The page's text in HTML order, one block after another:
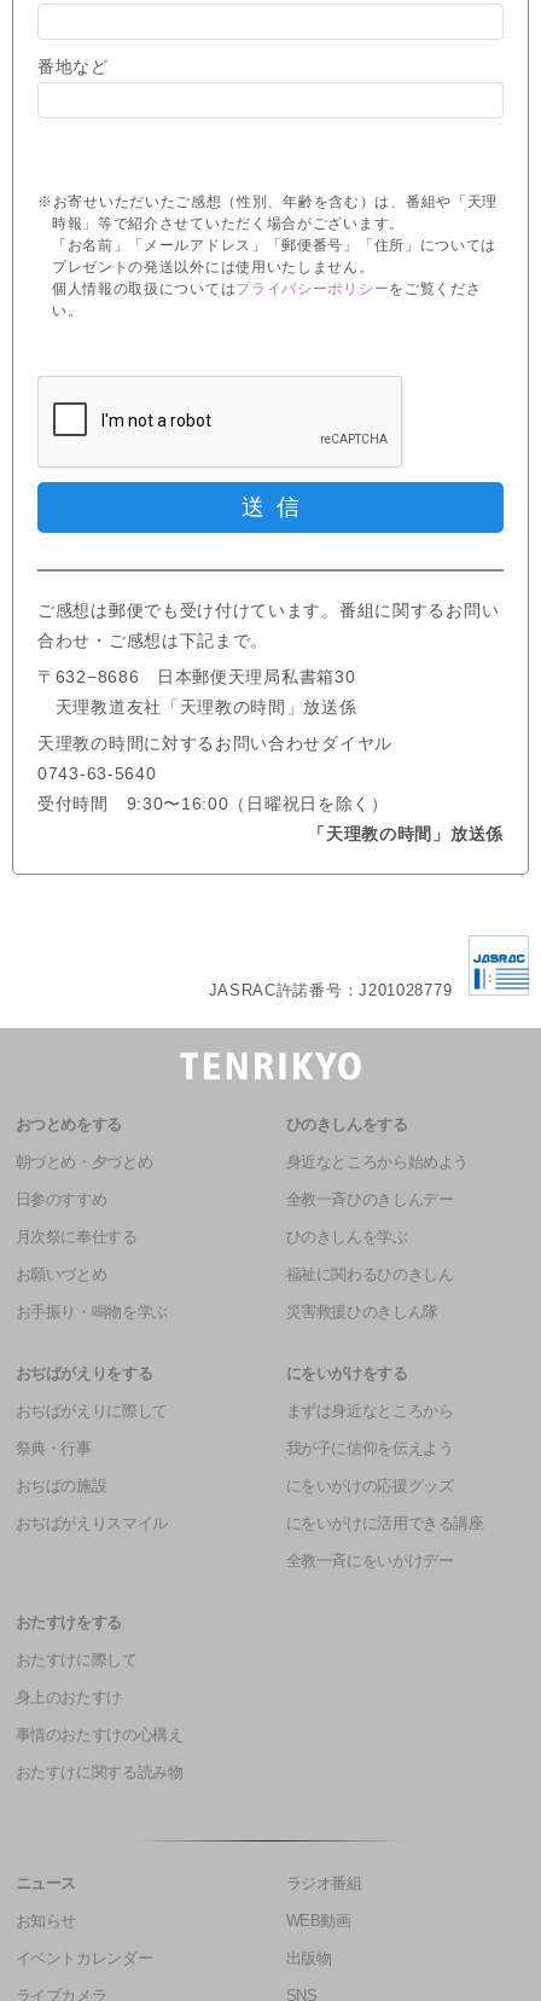
番地など
※お寄せいただいたご感想（性別、年齢を含む）は、番組や「天理
時報」等で紹介させていただく場合がございます。
「お名前」「メールアドレス」「郵便番号」「住所」については
プレゼントの発送以外には使用いたしません。
個人情報の取扱についてはプライバシーポリシーをご覧くださ
い。
ご感想は郵便でも受け付けています。番組に関するお問い
合わせ・ご感想は下記まで。
〒632−8686 日本郵便天理局私書箱30
天理教道友社「天理教の時間」放送係
天理教の時間に対するお問い合わせダイヤル
0743-63-5640
受付時間 9:30〜16:00（日曜祝日を除く）
「天理教の時間」放送係
JASRAC許諾番号：J201028779
おつとめをする
朝づとめ・夕づとめ
日参のすすめ
月次祭に奉仕する
お願いづとめ
お手振り・鳴物を学ぶ
ひのきしんをする
身近なところから始めよう
全教一斉ひのきしんデー
ひのきしんを学ぶ
福祉に関わるひのきしん
災害救援ひのきしん隊
おぢばがえりをする
おぢばがえりに際して
祭典・行事
おぢばの施設
おぢばがえりスマイル
にをいがけをする
まずは身近なところから
我が子に信仰を伝えよう
にをいがけの応援グッズ
にをいがけに活用できる講座
全教一斉にをいがけデー
おたすけをする
おたすけに際して
身上のおたすけ
事情のおたすけの心構え
おたすけに関する読み物
ニュース
お知らせ
イベントカレンダー
ライブカメラ
ラジオ番組
WEB動画
出版物
SNS